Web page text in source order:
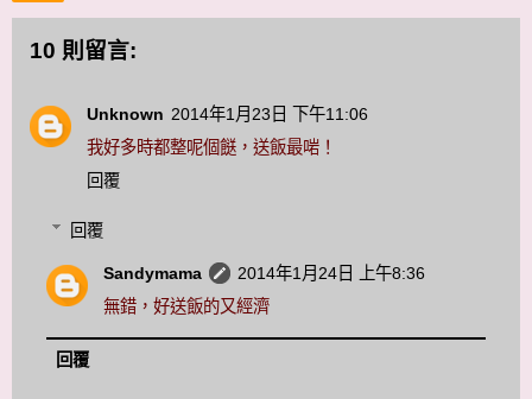
10 則留言:
Unknown 2014年1月23日 下午11:06
我好多時都整呢個餸，送飯最啱！
回覆
回覆
Sandymama
2014年1月24日 上午8:36
無錯，好送飯的又經濟
回覆